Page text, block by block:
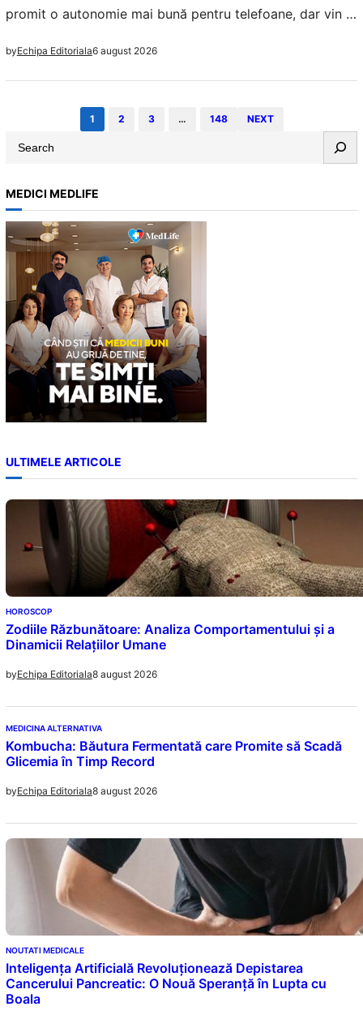
promit o autonomie mai bună pentru telefoane, dar vin și
byEchipa Editoriala6 august 2026
1 2 3 … 148 NEXT
a
r
c
h
MEDICI MEDLIFE
ULTIMELE ARTICOLE
HOROSCOP
Zodiile Răzbunătoare: Analiza Comportamentului și a
Dinamicii Relațiilor Umane
byEchipa Editoriala8 august 2026
MEDICINA ALTERNATIVA
Kombucha: Băutura Fermentată care Promite să Scadă
Glicemia în Timp Record
byEchipa Editoriala8 august 2026
NOUTATI MEDICALE
Inteligența Artificială Revoluționează Depistarea
Cancerului Pancreatic: O Nouă Speranță în Lupta cu
Boala